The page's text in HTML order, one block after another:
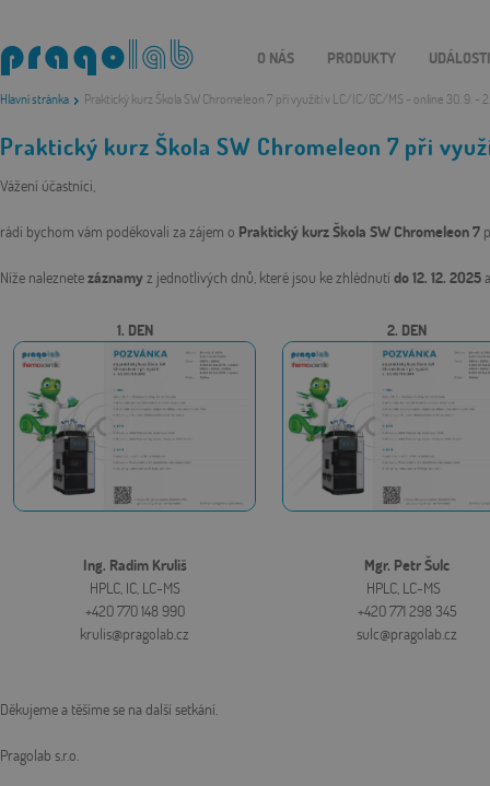
Hlavní stránka Praktický kurz Škola SW Chromeleon 7 při využití v LC/IC/GC/MS - online 30. 9. -
O NÁS PRODUKTY UDÁLOSTI
Praktický kurz Škola SW Chromeleon 7 při
Vážení účastníci,
rádi bychom vám poděkovali za zájem o Praktický kurz Škola SW Chromeleon 7
Níže naleznetezáznamyz jednotlivých dnů, které jsou ke zhlédnutí do 12. 12. 2025
1. DEN 2. DEN
Ing. Radim Kruliš
HPLC, IC, LC-MS
+420 770 148 990
krulis@pragolab.cz
Mgr. Petr Šulc
HPLC, LC-MS
+420 771 298 345
sulc@pragolab.cz
Děkujeme a těšíme se na další setkání.
Pragolab s.r.o.